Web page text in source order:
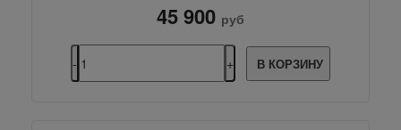
45 900 руб
В КОРЗИНУ